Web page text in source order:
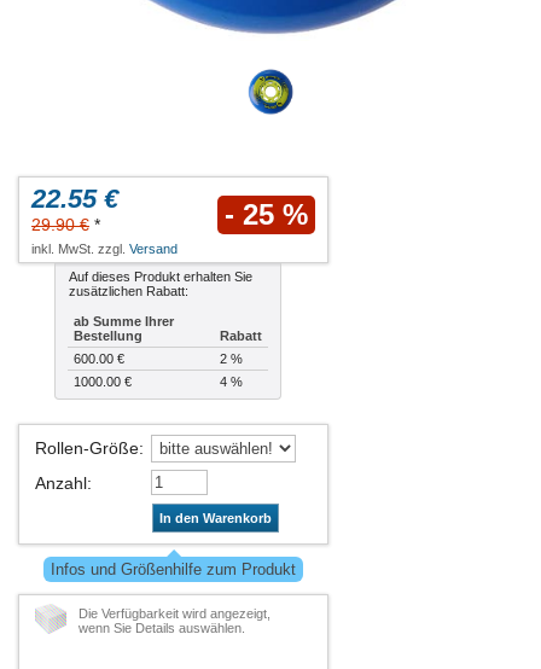
22.55 €
29.90 € * - 25 %
inkl. MwSt. zzgl. Versand
Auf dieses Produkt erhalten Sie
zusätzlichen Rabatt:
ab Summe Ihrer
Bestellung
Rabatt
600.00 €
2 %
1000.00 €
4 %
Rollen-Größe:
Anzahl:
In den Warenkorb
Infos und Größenhilfe zum Produkt
Die Verfügbarkeit wird angezeigt,
wenn Sie Details auswählen.